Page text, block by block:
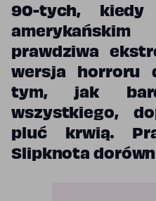
90-tych,
prawdziwa
wersja horroru
tym, jak
wszystkiego,
pluć krwią.
Slipknota